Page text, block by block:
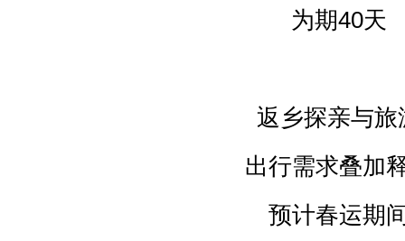
为期40天
返乡探亲与旅
出行需求叠加
预计春运期